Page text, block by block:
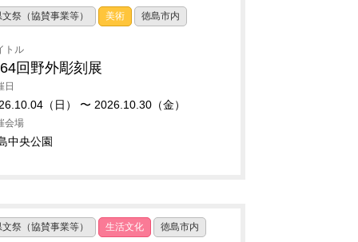
文祭（協賛事業等） 美術 徳島市内
トル
回野外彫刻展
日
（日） 〜 2026.10.30（金）
会場
中央公園
文祭（協賛事業等） 生活文化 徳島市内